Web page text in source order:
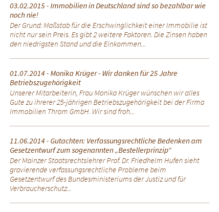
03.02.2015 - Immobilien in Deutschland sind so bezahlbar wie
noch nie!
Der Grund: Maßstab für die Erschwinglichkeit einer Immobilie ist
nicht nur sein Preis. Es gibt 2 weitere Faktoren. Die Zinsen haben
den niedrigsten Stand und die Einkommen...
01.07.2014 - Monika Krüger - Wir danken für 25 Jahre
Betriebszugehörigkeit
Unserer Mitarbeiterin, Frau Monika Krüger wünschen wir alles
Gute zu ihrerer 25-jährigen Betriebszugehörigkeit bei der Firma
Immobilien Throm GmbH. Wir sind froh...
11.06.2014 - Gutachten: Verfassungsrechtliche Bedenken am
Gesetzentwurf zum sogenannten „Bestellerprinzip“
Der Mainzer Staatsrechtslehrer Prof. Dr. Friedhelm Hufen sieht
gravierende verfassungsrechtliche Probleme beim
Gesetzentwurf des Bundesministeriums der Justiz und für
Verbraucherschutz...